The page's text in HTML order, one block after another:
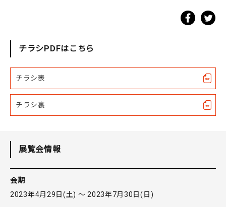
チラシPDFはこちら
チラシ表
チラシ裏
展覧会情報
会期
2023年4月29日(土) 〜 2023年7月30日(日)